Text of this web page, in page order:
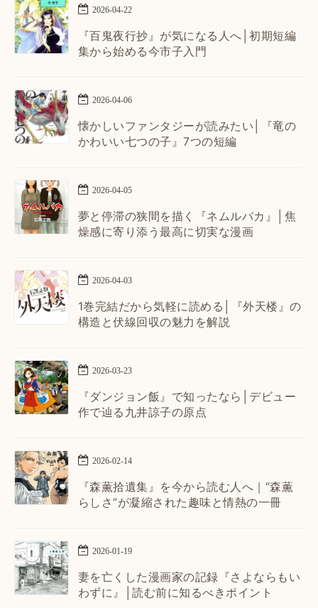
2026-04-22
『百鬼夜行抄』が気になる人へ│初期短編
集から始める今市子入門
2026-04-06
懐かしいファンタジーが読みたい│『竜の
かわいい七つの子』7つの短編
2026-04-05
夢と停滞の狭間を描く『ネムルバカ』│焦
燥感に寄り添う最高に切実な漫画
2026-04-03
1巻完結だから気軽に読める│『外天楼』の
構造と伏線回収の魅力を解説
2026-03-23
『ダンジョン飯』で知ったなら│デビュー
作で辿る九井諒子の原点
2026-02-14
『森薫拾遺集』を今から読む人へ｜“森薫
らしさ”が凝縮された趣味と情熱の一冊
2026-01-19
妻を亡くした漫画家の記録『さよならもい
わずに』│読む前に知るべきポイント